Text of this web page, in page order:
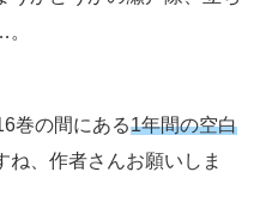
巻の間にある1年間の空白
ね、作者さんお願いしま